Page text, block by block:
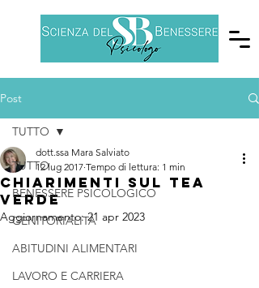
Post
TUTTO
BENESSERE PSICOLOGICO
GENITORIALITÀ
ABITUDINI ALIMENTARI
LAVORO E CARRIERA
TUTTO
Chiarimenti sul tea
verde
dott.ssa Mara Salviato
12 lug 2017 Tempo di lettura: 1 min
Aggiornamento:21 apr 2023